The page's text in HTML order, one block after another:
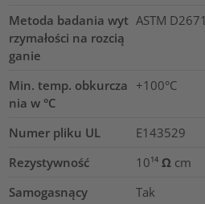
Metoda badania wyt
rzymałości na rozcią
ganie
ASTM D2671
Min. temp. obkurcza
nia w °C
+100°C
Numer pliku UL
E143529
Rezystywność
10¹⁴ Ω cm
Samogasnący
Tak